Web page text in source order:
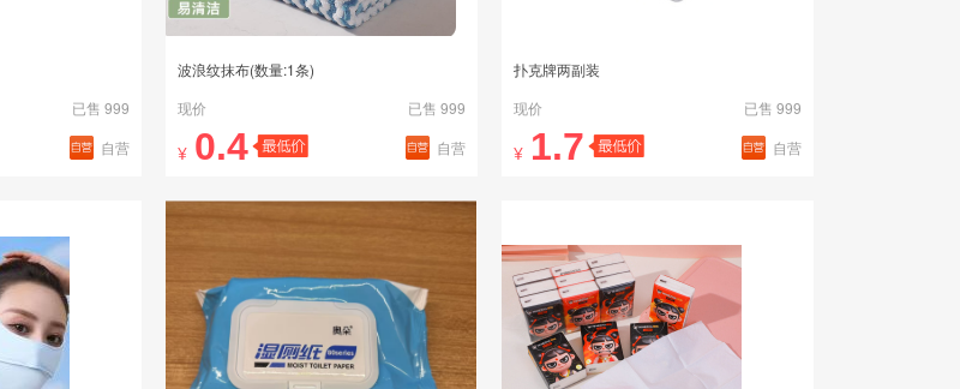
已售 999
自营
波浪纹抹布(数量:1条)
现价
已售 999
¥ 0.4 自营
扑克牌两副装
现价
已售 999
¥ 1.7 自营